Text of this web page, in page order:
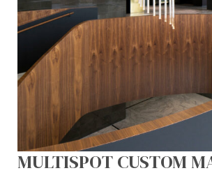
MULTISPOT CUSTOM